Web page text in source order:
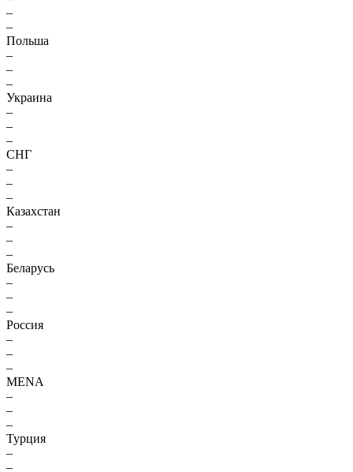
–
–
Польша
–
–
–
Украина
–
–
–
СНГ
–
–
–
Казахстан
–
–
–
Беларусь
–
–
–
Россия
–
–
–
MENA
–
–
–
Турция
–
–